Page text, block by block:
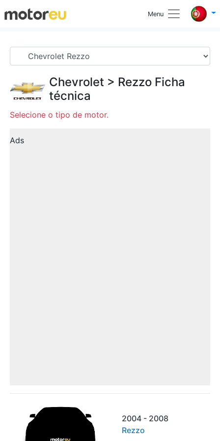
Menu
Chevrolet > Rezzo Ficha
técnica
Selecione o tipo de motor.
Ads
2004 - 2008
Rezzo